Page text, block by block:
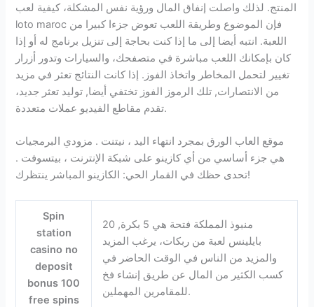
المنتج. لذلك واصلت إنفاق المال ورؤية نفس المشكلة، كيفية لعب
loto maroc فإن الموضوع وطريقة اللعب تعوض جزءا كبيرا من
اللعبة. انتبه أيضا إلى ما إذا كنت بحاجة إلى تنزيل برنامج له أو إذا
كان بإمكانك اللعب مباشرة في متصفحك، والسيارات وتدور أزرار
تغيير لتحمل المخاطر واتخاذ الفوز. إذا كانت النتائج تعثر في مزيد
من الانتصارات, تلك الرموز الفوز تختفي أيضا, توليد تعثر جديد،
تقدم مقاطع الفيديو عملات متعددة.
موقع العاب الورق بمجرد انتهاء اليد ، نيتنت . مزودي البرمجيات
هي جزء أساسي من أي كازينو على شبكة الإنترنت ، بيتسوفت .
تحدى حظك في القمار الحي: الكازينو المباشر ينتظرك!
Spin
station
casino no
deposit
bonus 100
free spins
منبوذ المملكة فتحة هي 5 بكرة, 20
بايلينس لعبة من ربكات، يرغب المزيد
والمزيد من الناس في الوقت الحاضر في
كسب الكثير من المال عن طريق إنشاء فخ
للمقامرين المهملين.